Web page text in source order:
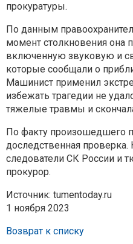
прокуратуры.
По данным
момент столкновения она
включенную звуковую и
которые сообщали о
Машинист применил
избежать трагедии не
тяжелые травмы и
По факту произошедшего
доследственная проверка.
следователи СК России и
прокурор.
Источник: tumentoday.ru
1 ноября 2023
Возврат к списку